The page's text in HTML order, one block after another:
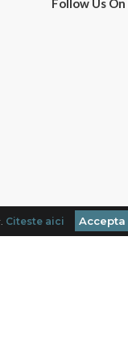
Follow Us On
Citeste aici Accepta